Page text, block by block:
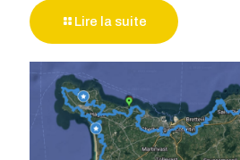
Lire la suite